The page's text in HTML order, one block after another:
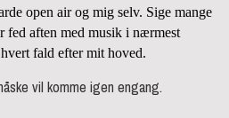
open air og mig selv. Sige mange
fed aften med musik i nærmest
fald efter mit hoved.
vil komme igen engang.